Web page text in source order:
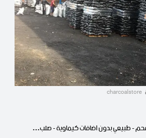
- طبيعي بدون اضافات كيماوية - صلب…